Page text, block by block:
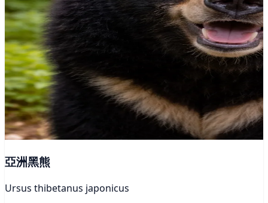
亞洲黑熊
Ursus thibetanus japonicus